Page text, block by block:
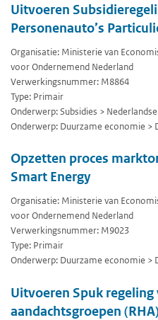
Uitvoeren
Personenauto’s
Organisatie: Ministerie van
voor Ondernemend Nederland
Verwerkingsnummer: M8864
Type: Primair
Onderwerp: Subsidies >
Onderwerp: Duurzame economie >
Opzetten proces
Smart Energy
Organisatie: Ministerie van
voor Ondernemend Nederland
Verwerkingsnummer: M9023
Type: Primair
Onderwerp: Duurzame economie >
Uitvoeren Spuk
aandachtsgroepen (RHA)